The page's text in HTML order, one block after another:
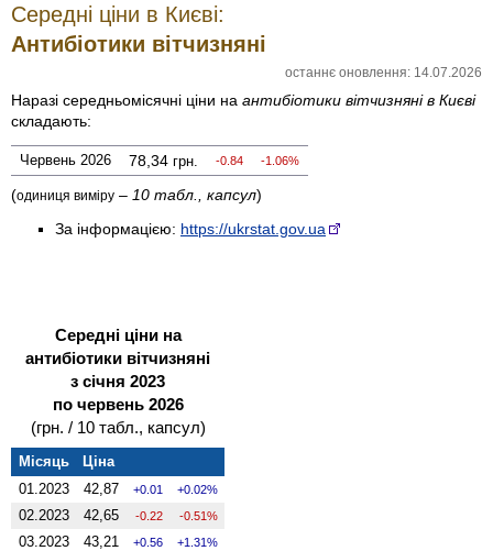
Середні ціни в Києві:
Антибіотики вітчизняні
останнє оновлення: 14.07.2026
Наразі середньомісячні ціни на антибіотики вітчизняні в Києві
складають:
Червень 2026 78,34 грн. -0.84 -1.06%
(одиниця виміру – 10 табл., капсул)
За інформацією: https://ukrstat.gov.ua
Середні ціни на
антибіотики вітчизняні
з січня 2023
по червень 2026
(грн. / 10 табл., капсул)
Місяць
Ціна
01.2023
42,87 0.01 0.02%
02.2023 42,65 -0.22 -0.51%
03.2023 43,21 0.56 1.31%